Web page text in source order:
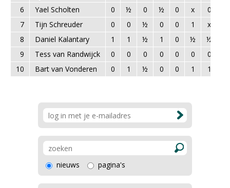
6
Yael Scholten 0 ½ 0 ½ 0 x 0
7
Tijn Schreuder 0 0 ½ 0 0 1 x
8
Daniel Kalantary 1 1 ½ 1 0 ½ ½
9
Tess van Randwijck 0 0 0 0 0 0 0
10
Bart van Vonderen 0 1 ½ 0 0 1 1
nieuws pagina's